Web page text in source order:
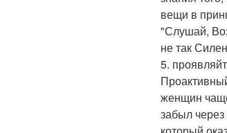
вещи в
"Слушай,
не так
5.
женщин
забыл